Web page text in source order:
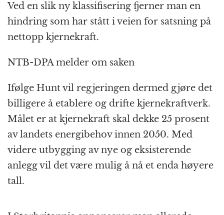
Ved en slik ny klassifisering fjerner man en
hindring som har stått i veien for satsning på
nettopp kjernekraft.
NTB-DPA melder om saken
Ifølge Hunt vil regjeringen dermed gjøre det
billigere å etablere og drifte kjernekraftverk.
Målet er at kjernekraft skal dekke 25 prosent
av landets energibehov innen 2050. Med
videre utbygging av nye og eksisterende
anlegg vil det være mulig å nå et enda høyere
tall.